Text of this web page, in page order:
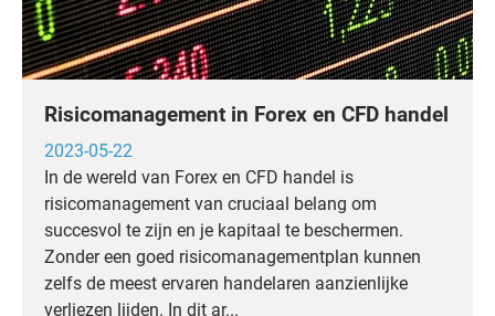
Risicomanagement in Forex en CFD handel
2023-05-22
In de wereld van Forex en CFD handel is
risicomanagement van cruciaal belang om
succesvol te zijn en je kapitaal te beschermen.
Zonder een goed risicomanagementplan kunnen
zelfs de meest ervaren handelaren aanzienlijke
verliezen lijden. In dit ar...